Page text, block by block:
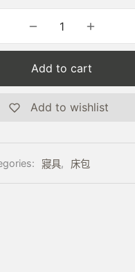
Add to cart
Add to wishlist
寢具, 床包